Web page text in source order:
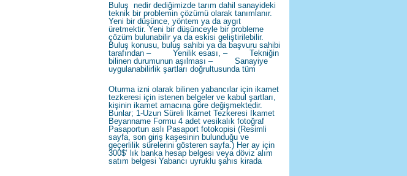
Buluş nedir dediğimizde tarım dahil sanayideki
teknik bir problemin çözümü olarak tanımlanır.
Yeni bir düşünce, yöntem ya da aygıt
üretmektir. Yeni bir düşünceyle bir probleme
çözüm bulunabilir ya da eskisi geliştirilebilir.
Buluş konusu, buluş sahibi ya da başvuru sahibi
tarafından – Yenilik esası, – Tekniğin
bilinen durumunun aşılması – Sanayiye
uygulanabilirlik şartları doğrultusunda tüm
Oturma izni olarak bilinen yabancılar için ikamet
tezkeresi için istenen belgeler ve kabul şartları,
kişinin ikamet amacına göre değişmektedir.
Bunlar; 1-Uzun Süreli İkamet Tezkeresi İkamet
Beyanname Formu 4 adet vesikalık fotoğraf
Pasaportun aslı Pasaport fotokopisi (Resimli
sayfa, son giriş kaşesinin bulunduğu ve
geçerlilik sürelerini gösteren sayfa.) Her ay için
300$’ lık banka hesap belgesi veya döviz alım
satım belgesi Yabancı uyruklu şahıs kirada